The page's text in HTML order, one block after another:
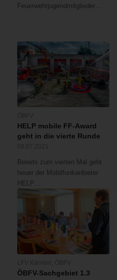
Feuerwehrjugendmitglieder…
HELP mobile FF-Award
geht in die vierte Runde
Bereits zum vierten Mal geht
heuer der Mobilfunkanbieter
HELP…
ÖBFV-Sachgebiet 1.3